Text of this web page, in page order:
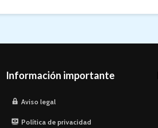
Información importante
Aviso legal
Política de privacidad